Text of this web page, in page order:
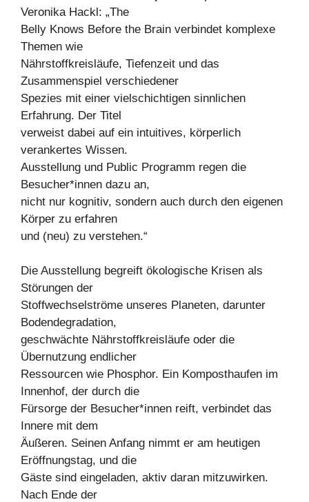
Veronika Hackl: „The
Belly Knows Before the Brain verbindet komplexe
Themen wie
Nährstoffkreisläufe, Tiefenzeit und das
Zusammenspiel verschiedener
Spezies mit einer vielschichtigen sinnlichen
Erfahrung. Der Titel
verweist dabei auf ein intuitives, körperlich
verankertes Wissen.
Ausstellung und Public Programm regen die
Besucher*innen dazu an,
nicht nur kognitiv, sondern auch durch den eigenen
Körper zu erfahren
und (neu) zu verstehen.“
Die Ausstellung begreift ökologische Krisen als
Störungen der
Stoffwechselströme unseres Planeten, darunter
Bodendegradation,
geschwächte Nährstoffkreisläufe oder die
Übernutzung endlicher
Ressourcen wie Phosphor. Ein Komposthaufen im
Innenhof, der durch die
Fürsorge der Besucher*innen reift, verbindet das
Innere mit dem
Äußeren. Seinen Anfang nimmt er am heutigen
Eröffnungstag, und die
Gäste sind eingeladen, aktiv daran mitzuwirken.
Nach Ende der